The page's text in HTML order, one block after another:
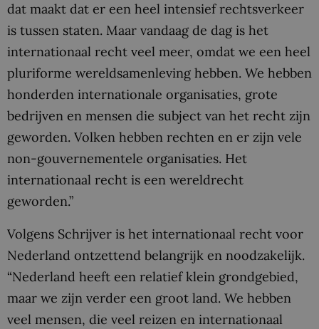
dat maakt dat er een heel intensief rechtsverkeer
is tussen staten. Maar vandaag de dag is het
internationaal recht veel meer, omdat we een heel
pluriforme wereldsamenleving hebben. We hebben
honderden internationale organisaties, grote
bedrijven en mensen die subject van het recht zijn
geworden. Volken hebben rechten en er zijn vele
non-gouvernementele organisaties. Het
internationaal recht is een wereldrecht
geworden.”
Volgens Schrijver is het internationaal recht voor
Nederland ontzettend belangrijk en noodzakelijk.
“Nederland heeft een relatief klein grondgebied,
maar we zijn verder een groot land. We hebben
veel mensen, die veel reizen en internationaal